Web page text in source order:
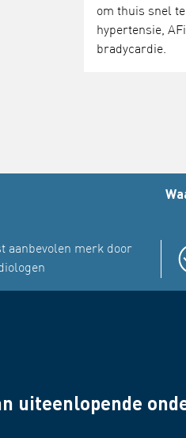
om thuis snel
hypertensie,
bradycardie.
aanbevolen merk door
uiteenlopende